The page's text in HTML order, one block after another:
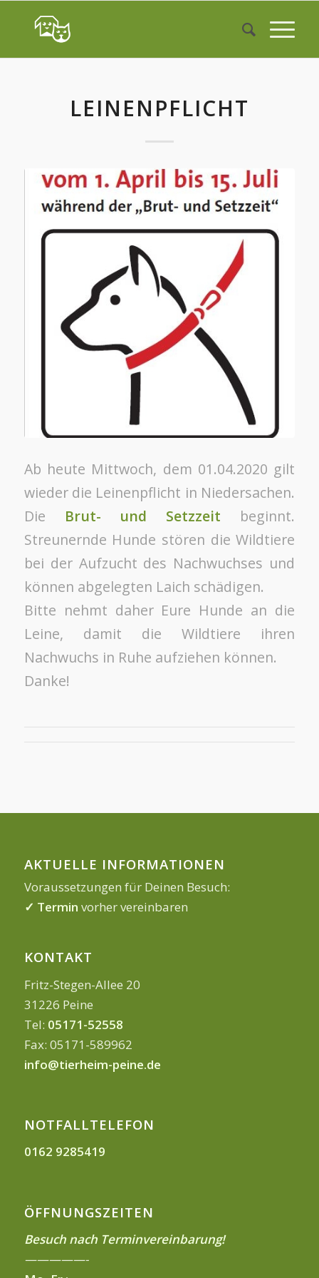
LEINENPFLICHT
Ab heute Mittwoch, dem 01.04.2020 gilt
wieder die Leinenpflicht in Niedersachen.
Die Brut- und Setzzeit beginnt.
Streunernde Hunde stören die Wildtiere
bei der Aufzucht des Nachwuchses und
können abgelegten Laich schädigen.
Bitte nehmt daher Eure Hunde an die
Leine, damit die Wildtiere ihren
Nachwuchs in Ruhe aufziehen können.
Danke!
AKTUELLE INFORMATIONEN
Voraussetzungen für Deinen Besuch:
✓ Termin vorher vereinbaren
KONTAKT
Fritz-Stegen-Allee 20
31226 Peine
Tel: 05171-52558
Fax: 05171-589962
info@tierheim-peine.de
NOTFALLTELEFON
0162 9285419
ÖFFNUNGSZEITEN
Besuch nach Terminvereinbarung!
—————-